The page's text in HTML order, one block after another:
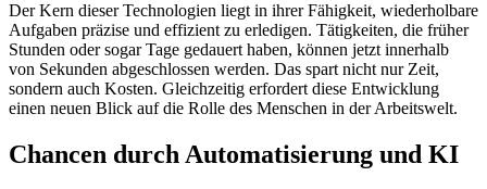
Der Kern dieser Technologien liegt in ihrer Fähigkeit, wiederholbare
Aufgaben präzise und effizient zu erledigen. Tätigkeiten, die früher
Stunden oder sogar Tage gedauert haben, können jetzt innerhalb
von Sekunden abgeschlossen werden. Das spart nicht nur Zeit,
sondern auch Kosten. Gleichzeitig erfordert diese Entwicklung
einen neuen Blick auf die Rolle des Menschen in der Arbeitswelt.
Chancen durch Automatisierung und KI